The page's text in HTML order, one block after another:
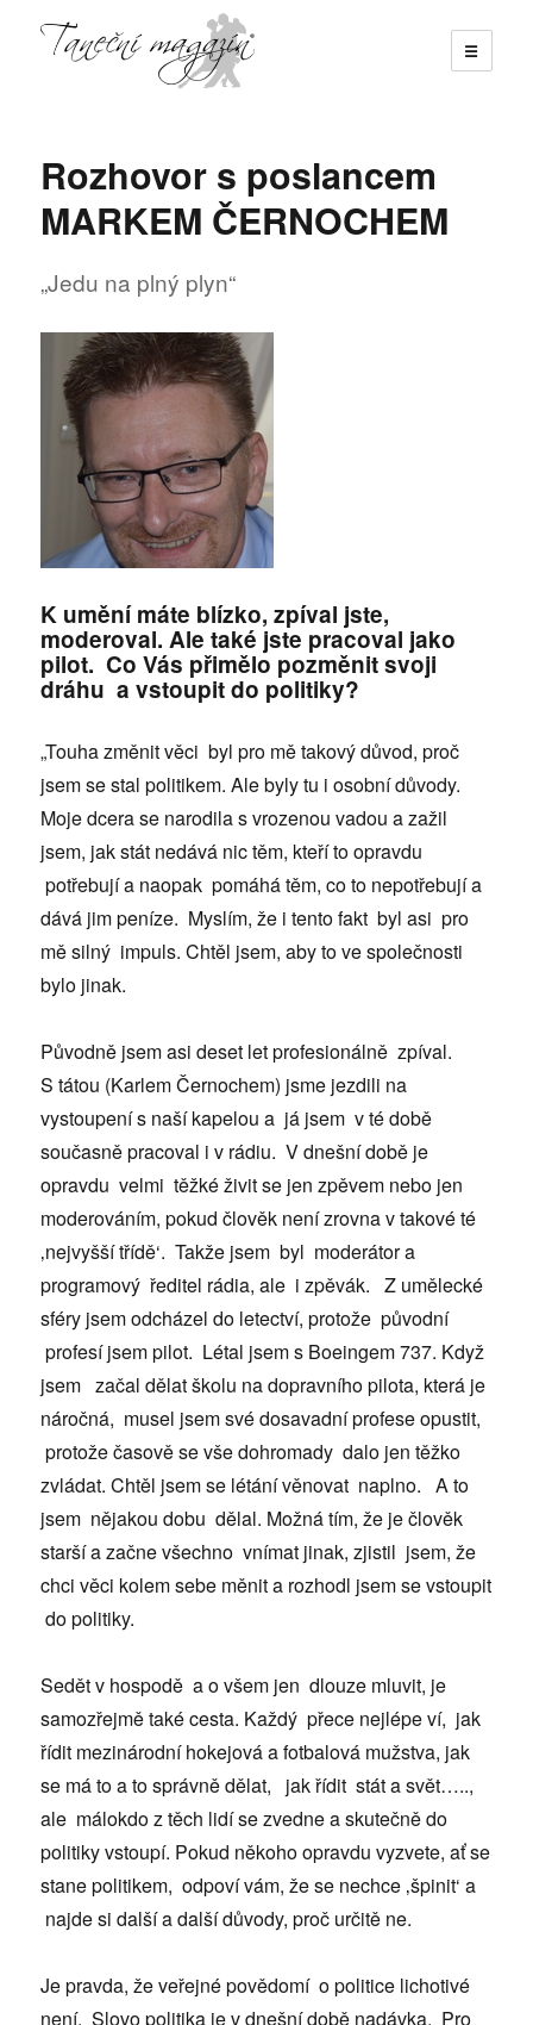
☰
Rozhovor s poslancem
MARKEM ČERNOCHEM
„Jedu na plný plyn“
K umění máte blízko, zpíval jste,
moderoval. Ale také jste pracoval jako
pilot. Co Vás přimělo pozměnit svoji
dráhu a vstoupit do politiky?
„Touha změnit věci byl pro mě takový důvod, proč
jsem se stal politikem. Ale byly tu i osobní důvody.
Moje dcera se narodila s vrozenou vadou a zažil
jsem, jak stát nedává nic těm, kteří to opravdu
potřebují a naopak pomáhá těm, co to nepotřebují a
dává jim peníze. Myslím, že i tento fakt byl asi pro
mě silný impuls. Chtěl jsem, aby to ve společnosti
bylo jinak.
Původně jsem asi deset let profesionálně zpíval.
S tátou (Karlem Černochem) jsme jezdili na
vystoupení s naší kapelou a já jsem v té době
současně pracoval i v rádiu. V dnešní době je
opravdu velmi těžké živit se jen zpěvem nebo jen
moderováním, pokud člověk není zrovna v takové té
‚nejvyšší třídě‘. Takže jsem byl moderátor a
programový ředitel rádia, ale i zpěvák. Z umělecké
sféry jsem odcházel do letectví, protože původní
profesí jsem pilot. Létal jsem s Boeingem 737. Když
jsem začal dělat školu na dopravního pilota, která je
náročná, musel jsem své dosavadní profese opustit,
protože časově se vše dohromady dalo jen těžko
zvládat. Chtěl jsem se létání věnovat naplno. A to
jsem nějakou dobu dělal. Možná tím, že je člověk
starší a začne všechno vnímat jinak, zjistil jsem, že
chci věci kolem sebe měnit a rozhodl jsem se vstoupit
do politiky.
Sedět v hospodě a o všem jen dlouze mluvit, je
samozřejmě také cesta. Každý přece nejlépe ví, jak
řídit mezinárodní hokejová a fotbalová mužstva, jak
se má to a to správně dělat, jak řídit stát a svět…..,
ale málokdo z těch lidí se zvedne a skutečně do
politiky vstoupí. Pokud někoho opravdu vyzvete, ať se
stane politikem, odpoví vám, že se nechce ‚špinit‘ a
najde si další a další důvody, proč určitě ne.
Je pravda, že veřejné povědomí o politice lichotivé
není. Slovo politika je v dnešní době nadávka. Pro